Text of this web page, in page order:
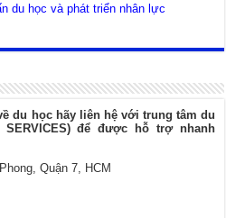
du học và phát triển nhân lực
du học hãy liên hệ với trung tâm du
SERVICES) để được hỗ trợ nhanh
Quận 7, HCM